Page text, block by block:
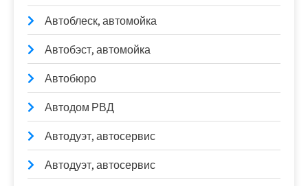
Автоблеск, автомойка
Автобэст, автомойка
Автобюро
Автодом РВД
Автодуэт, автосервис
Автодуэт, автосервис